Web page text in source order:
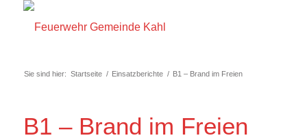
Sie sind hier: Startseite / Einsatzberichte / B1 – Brand im Freien
B1 – Brand im Freien